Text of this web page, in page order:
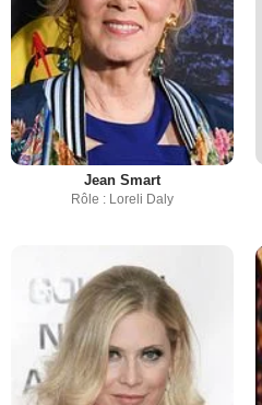
Jean Smart
Rôle : Loreli Daly